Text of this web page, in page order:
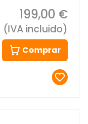
199,00 €
(IVA incluido)
Comprar